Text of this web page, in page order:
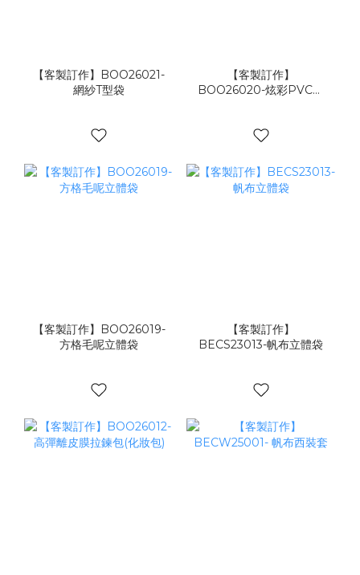
【客製訂作】BOO26021-
網紗T型袋
【客製訂作】
BOO26020-炫彩PVC立
【客製訂作】BOO26019-
方格毛呢立體袋
【客製訂作】
BECS23013-帆布立體袋